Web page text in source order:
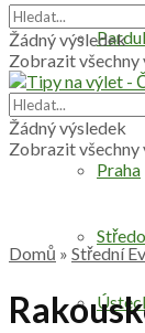
Praha
Žádný výsledek
Zobrazit všechny
Žádný výsledek
Zobrazit všechny
Domů » Střední